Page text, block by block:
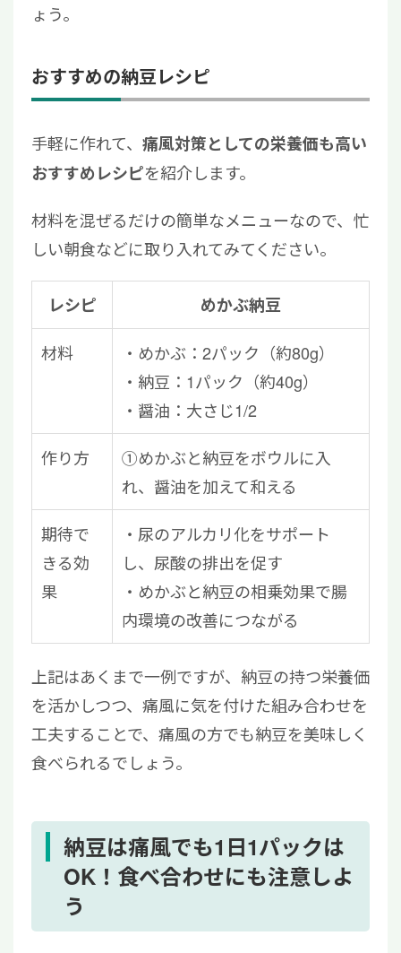
ょう。
おすすめの納豆レシピ
手軽に作れて、 痛風対策としての栄養価も高い
おすすめレシピを紹介します。
材料を混ぜるだけの簡単なメニューなので、忙
しい朝食などに取り入れてみてください。
レシピ めかぶ納豆
材料
・めかぶ：2パック（約80g）
・納豆：1パック（約40g）
・醤油：大さじ1/2
作り方
①めかぶと納豆をボウルに入
れ、醤油を加えて和える
期待で
きる効
果
・尿のアルカリ化をサポート
し、尿酸の排出を促す
・めかぶと納豆の相乗効果で腸
内環境の改善につながる
上記はあくまで一例ですが、納豆の持つ栄養価
を活かしつつ、痛風に気を付けた組み合わせを
工夫することで、痛風の方でも納豆を美味しく
食べられるでしょう。
納豆は痛風でも1日1パックは
OK！食べ合わせにも注意しよ
う